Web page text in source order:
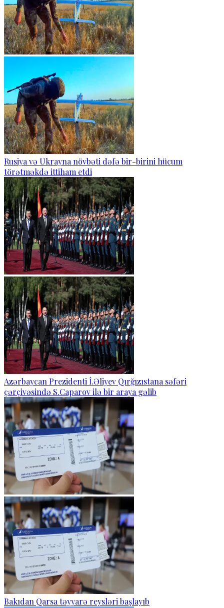
Rusiya və Ukrayna növbəti dəfə bir-birini hücum
törətməkdə ittiham etdi
Azərbaycan Prezidenti İ.Əliyev Qırğızıstana səfəri
çərçivəsində S.Caparov ilə bir araya gəlib
Bakıdan Qarsa təyyarə reysləri başlayıb